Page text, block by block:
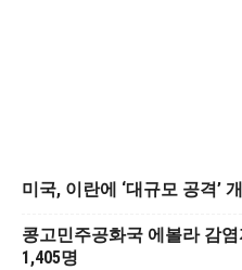
미국, 이란에 ‘대규모 공격’ 개
콩고민주공화국 에볼라 감
1,405명